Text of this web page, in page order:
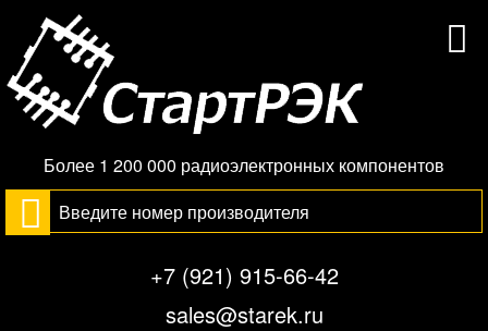
Более 1 200 000 радиоэлектронных компонентов
+7 (921) 915-66-42
sales@starek.ru